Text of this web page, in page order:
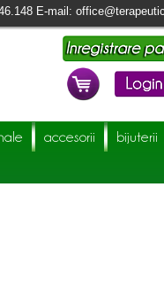
E-mail:
accesorii
bijuterii